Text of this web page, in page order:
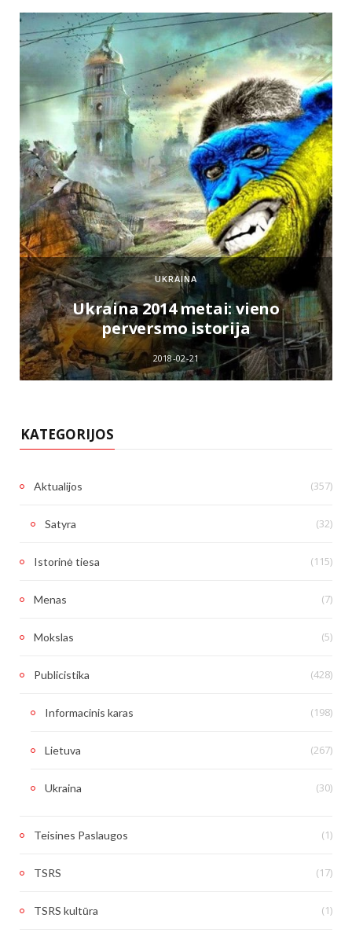
UKRAINA
Ukraina 2014 metai: vieno
perversmo istorija
2018-02-21
KATEGORIJOS
Aktualijos (357)
Satyra (32)
Istorinė tiesa (115)
Menas (7)
Mokslas (5)
Publicistika (428)
Informacinis karas (198)
Lietuva (267)
Ukraina (30)
Teisines Paslaugos (1)
TSRS (17)
TSRS kultūra (1)